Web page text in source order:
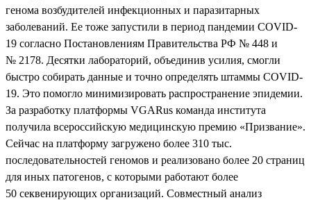
генома возбудителей инфекционных и паразитарных
заболеваний. Ее тоже запустили в период пандемии COVID-
19 согласно Постановлениям Правительства РФ № 448 и
№ 2178. Десятки лабораторий, объединив усилия, смогли
быстро собирать данные и точно определять штаммы COVID-
19. Это помогло минимизировать распространение эпидемии.
За разработку платформы VGARus команда института
получила всероссийскую медицинскую премию «Призвание».
Сейчас на платформу загружено более 310 тыс.
последовательностей геномов и реализовано более 20 страниц
для иных патогенов, с которыми работают более
50 секвенирующих организаций. Совместный анализ